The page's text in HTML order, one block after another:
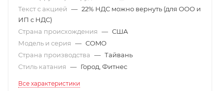
Текст с акцией — 22% НДС можно вернуть (для ООО и
ИП с НДС)
Страна происхождения — США
Модель и серия — COMO
Страна производства — Тайвань
Стиль катания — Город, Фитнес
Все характеристики